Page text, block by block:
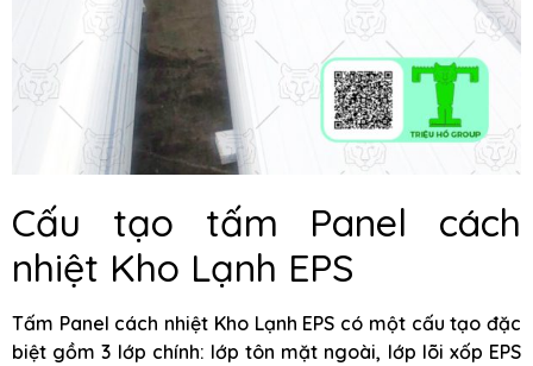
Cấu tạo tấm Panel cách
nhiệt Kho Lạnh EPS
Tấm Panel cách nhiệt Kho Lạnh EPS có một cấu tạo đặc
biệt gồm 3 lớp chính: lớp tôn mặt ngoài, lớp lõi xốp EPS